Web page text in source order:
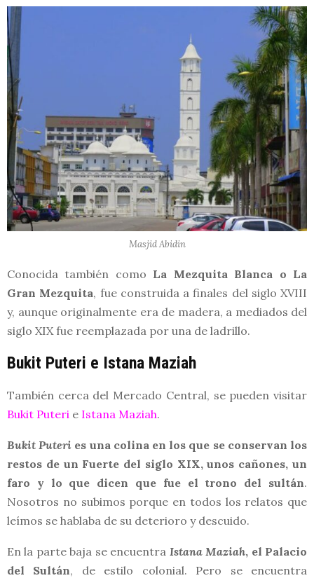
Masjid Abidin
Conocida también como La Mezquita Blanca o La
Gran Mezquita, fue construida a finales del siglo XVIII
y, aunque originalmente era de madera, a mediados del
siglo XIX fue reemplazada por una de ladrillo.
Bukit Puteri e Istana Maziah
También cerca del Mercado Central, se pueden visitar
Bukit Puteri e Istana Maziah.
Bukit Puteri es una colina en los que se conservan los
restos de un Fuerte del siglo XIX, unos cañones, un
faro y lo que dicen que fue el trono del sultán.
Nosotros no subimos porque en todos los relatos que
leímos se hablaba de su deterioro y descuido.
En la parte baja se encuentra Istana Maziah, el Palacio
del Sultán, de estilo colonial. Pero se encuentra